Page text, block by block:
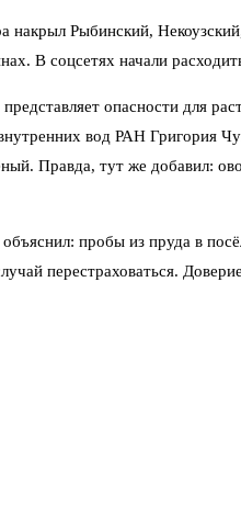
накрыл Рыбинский,
соцсетях начали
опасности для
вод РАН Григория
Правда, тут же добавил:
пробы из пруда в
перестраховаться.